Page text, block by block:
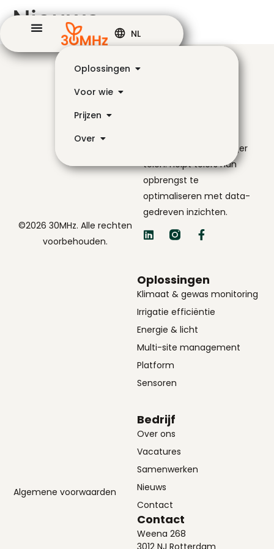
Oplossingen
Voor wie
Prijzen
Over
NL
Nieuws
slimmer en eenvoudiger
telen. Helpt telers hun
opbrengst te
optimaliseren met data-
gedreven inzichten.
Oplossingen
Klimaat & gewas monitoring
Irrigatie efficiëntie
Energie & licht
Multi-site management
Platform
Sensoren
Bedrijf
Over ons
Vacatures
Samenwerken
Nieuws
Contact
Contact
Weena 268
3012 NJ Rotterdam
©2026 30MHz. Alle rechten
voorbehouden.
Algemene voorwaarden